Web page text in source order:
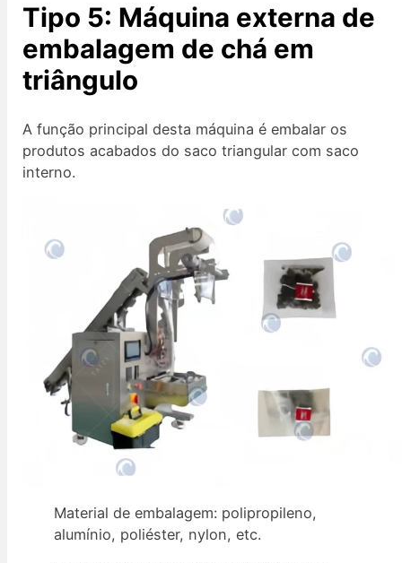
Tipo 5: Máquina externa de
embalagem de chá em
triângulo
A função principal desta máquina é embalar os
produtos acabados do saco triangular com saco
interno.
Material de embalagem: polipropileno,
alumínio, poliéster, nylon, etc.